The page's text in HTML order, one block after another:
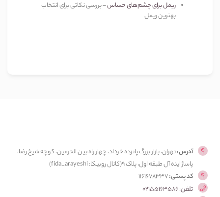
ریمل برای چشم‌های حساس– بررسی نکاتی برای انتخاب
بهترین ریمل
آدرس:تهران، بازار بزرگ پانزده خرداد، چهار راه بین الحرمین، کوچه شیخ رضا،
پاساژ ایده آل طبقه اول، پلاک ۹(کانال روبیکا: fida_arayeshi)
کد پستی:1161678337
تلفن: 02155163586